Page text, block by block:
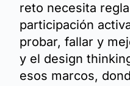
reto necesita
participación
probar, fallar y
y el design
esos marcos,